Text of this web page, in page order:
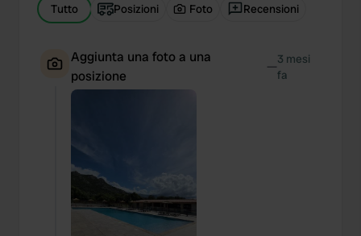
Tutto Posizioni Foto Recensioni
Aggiunta una foto a una
posizione
—3 mesi
fa